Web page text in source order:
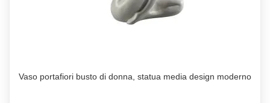
Vaso portafiori busto di donna, statua media design moderno